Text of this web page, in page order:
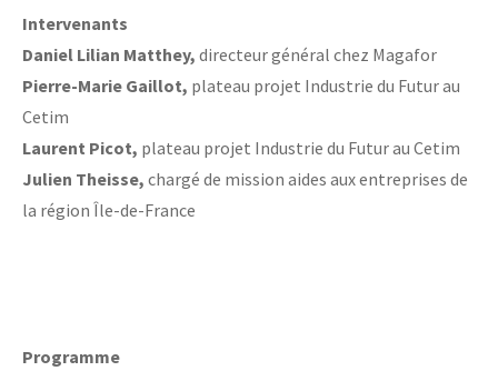
Intervenants
Daniel Lilian Matthey, directeur général chez Magafor
Pierre-Marie Gaillot, plateau projet Industrie du Futur au
Cetim
Laurent Picot, plateau projet Industrie du Futur au Cetim
Julien Theisse, chargé de mission aides aux entreprises de
la région Île-de-France
Programme